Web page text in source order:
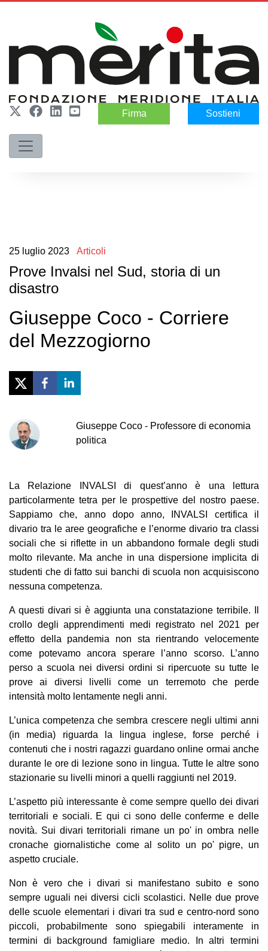
Firma Sostieni
25 luglio 2023 Articoli
Prove Invalsi nel Sud, storia di un
disastro
Giuseppe Coco - Corriere
del Mezzogiorno
Giuseppe Coco - Professore di economia
politica
La Relazione INVALSI di quest’anno è una lettura
particolarmente tetra per le prospettive del nostro paese.
Sappiamo che, anno dopo anno, INVALSI certifica il
divario tra le aree geografiche e l’enorme divario tra classi
sociali che si riflette in un abbandono formale degli studi
molto rilevante. Ma anche in una dispersione implicita di
studenti che di fatto sui banchi di scuola non acquisiscono
nessuna competenza.
A questi divari si è aggiunta una constatazione terribile. Il
crollo degli apprendimenti medi registrato nel 2021 per
effetto della pandemia non sta rientrando velocemente
come potevamo ancora sperare l’anno scorso. L’anno
perso a scuola nei diversi ordini si ripercuote su tutte le
prove ai diversi livelli come un terremoto che perde
intensità molto lentamente negli anni.
L’unica competenza che sembra crescere negli ultimi anni
(in media) riguarda la lingua inglese, forse perché i
contenuti che i nostri ragazzi guardano online ormai anche
durante le ore di lezione sono in lingua. Tutte le altre sono
stazionarie su livelli minori a quelli raggiunti nel 2019.
L’aspetto più interessante è come sempre quello dei divari
territoriali e sociali. E qui ci sono delle conferme e delle
novità. Sui divari territoriali rimane un po' in ombra nelle
cronache giornalistiche come al solito un po' pigre, un
aspetto cruciale.
Non è vero che i divari si manifestano subito e sono
sempre uguali nei diversi cicli scolastici. Nelle due prove
delle scuole elementari i divari tra sud e centro-nord sono
piccoli, probabilmente sono spiegabili interamente in
termini di background famigliare medio. In altri termini